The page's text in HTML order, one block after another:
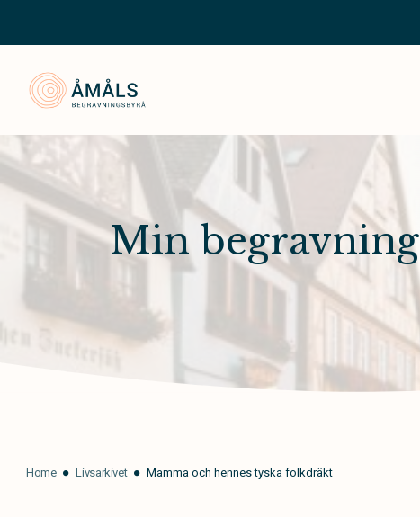
Min begravning
Home Livsarkivet Mamma och hennes tyska folkdräkt